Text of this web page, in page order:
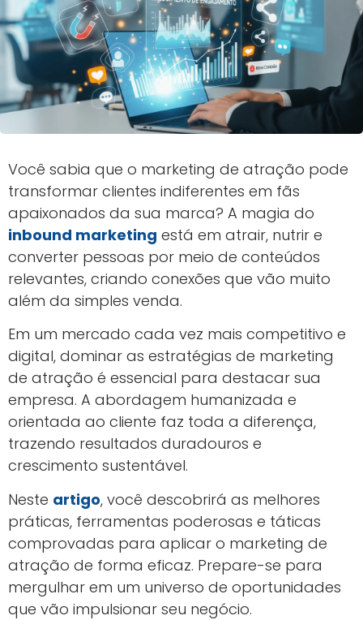
Você sabia que o marketing de atração pode
transformar clientes indiferentes em fãs
apaixonados da sua marca? A magia do
inbound marketing está em atrair, nutrir e
converter pessoas por meio de conteúdos
relevantes, criando conexões que vão muito
além da simples venda.
Em um mercado cada vez mais competitivo e
digital, dominar as estratégias de marketing
de atração é essencial para destacar sua
empresa. A abordagem humanizada e
orientada ao cliente faz toda a diferença,
trazendo resultados duradouros e
crescimento sustentável.
Neste artigo, você descobrirá as melhores
práticas, ferramentas poderosas e táticas
comprovadas para aplicar o marketing de
atração de forma eficaz. Prepare-se para
mergulhar em um universo de oportunidades
que vão impulsionar seu negócio.